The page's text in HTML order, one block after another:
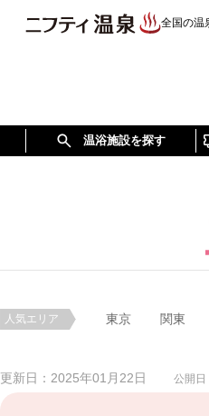
全国の温
温浴施設を探す
人気エリア 東京 関東
更新日：2025年01月22日 公開日